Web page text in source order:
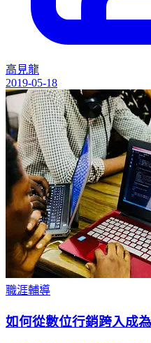
高見龍
2019-05-18
職涯輔導
如何從數位行銷跨入成